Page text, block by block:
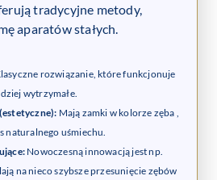
tradycyjne metody,
aparatów stałych.
rozwiązanie, które funkcjonuje
wytrzymałe.
Mają zamki w kolorze zęba ,
naturalnego uśmiechu.
Nowoczesną innowacją jest np.
na nieco szybsze przesunięcie zębów